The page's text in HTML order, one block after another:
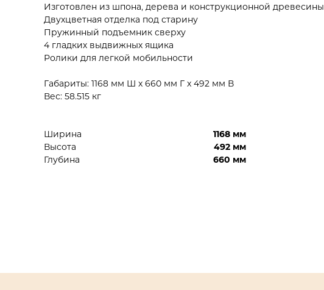
Изготовлен из шпона, дерева и конструкционной древесины
Двухцветная отделка под старину
Пружинный подъемник сверху
4 гладких выдвижных ящика
Ролики для легкой мобильности
Габариты: 1168 мм Ш x 660 мм Г x 492 мм В
Вес: 58.515 кг
Ширина
1168 мм
Высота
492 мм
Глубина
660 мм